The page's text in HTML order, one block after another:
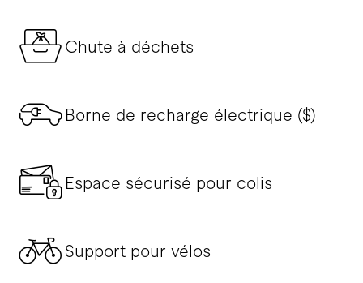
Chute à déchets
Borne de recharge électrique ($)
Espace sécurisé pour colis
Support pour vélos